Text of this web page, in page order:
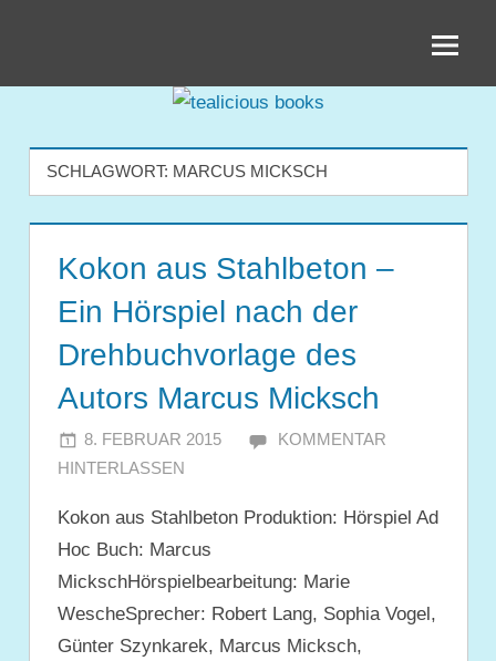
books
SCHLAGWORT: MARCUS MICKSCH
Kokon aus Stahlbeton –
Ein Hörspiel nach der
Drehbuchvorlage des
Autors Marcus Micksch
8. FEBRUAR 2015 JULIA
KOMMENTAR
HINTERLASSEN
Kokon aus Stahlbeton Produktion: Hörspiel Ad
Hoc Buch: Marcus
MickschHörspielbearbeitung: Marie
WescheSprecher: Robert Lang, Sophia Vogel,
Günter Szynkarek, Marcus Micksch,